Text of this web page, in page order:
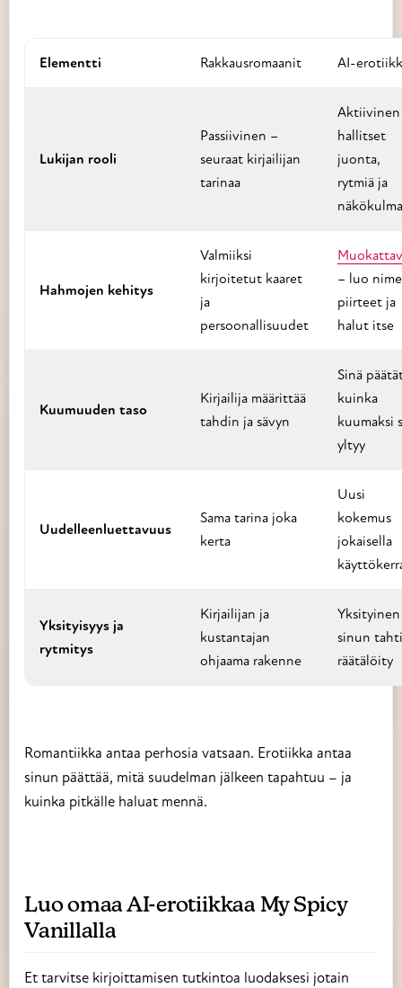
Elementti Rakkausromaanit AI-
Lukijan rooli
Passiivinen –
seuraat kirjailijan
tarinaa
hallitset
juonta,
rytmiä ja
Hahmojen kehitys
Valmiiksi
kirjoitetut kaaret
ja
persoonallisuudet
– luo
piirteet ja
halut itse
Kuumuuden taso
Kirjailija määrittää
tahdin ja sävyn
Sinä
kuinka
kuumaksi
yltyy
Uudelleenluettavuus
Sama tarina joka
kerta
Uusi
kokemus
jokaisella
Yksityisyys ja
rytmitys
Kirjailijan ja
kustantajan
ohjaama rakenne
sinun
räätälöity
Romantiikka antaa perhosia vatsaan. Erotiikka antaa
sinun päättää, mitä suudelman jälkeen tapahtuu – ja
kuinka pitkälle haluat mennä.
Luo omaa AI-erotiikkaa My Spicy
Vanillalla
Et tarvitse kirjoittamisen tutkintoa luodaksesi jotain